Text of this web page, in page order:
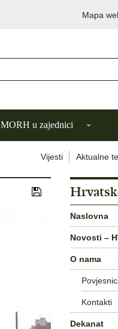
Mapa
MORH u zajednici
Vijesti Aktualne
Naslovna
Novosti –
O nama
Kontakti
Dekanat